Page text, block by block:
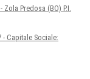
Zola Predosa (BO) P.I.
- Capitale Sociale: